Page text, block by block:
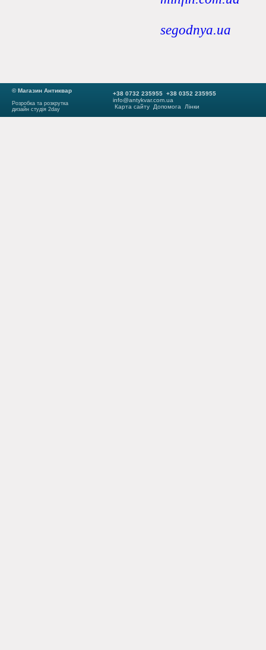
segodnya.ua
© Магазин Антиквар
Розробка та розкрутка
дизайн студія 2day
+38 0732 235955 +38 0352 235955
info@antykvar.com.ua
Карта сайту
Допомога Лінки